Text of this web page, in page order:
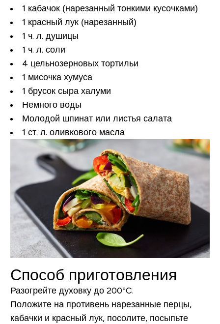
1 кабачок (нарезанный тонкими кусочками)
1 красный лук (нарезанный)
1 ч. л. душицы
1 ч. л. соли
4 цельнозерновых тортильи
1 мисочка хумуса
1 брусок сыра халуми
Немного воды
Молодой шпинат или листья салата
1 ст. л. оливкового масла
Способ приготовления
Разогрейте духовку до 200°C.
Положите на противень нарезанные перцы,
кабачки и красный лук, посолите, посыпьте